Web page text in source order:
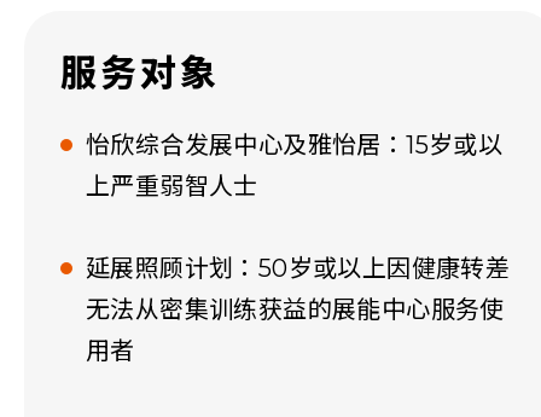
服务对象
怡欣综合发展中心及雅怡居：15岁或以
上严重弱智人士
延展照顾计划：50岁或以上因健康转差
无法从密集训练获益的展能中心服务使
用者